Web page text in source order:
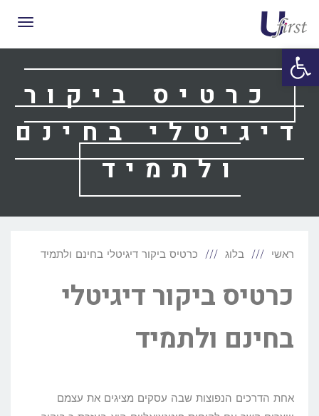
פתח סרגל נגישות
כרטיס ביקור
דיגיטלי בחינם
ולתמיד
ראשי בלוג כרטיס ביקור דיגיטלי בחינם ולתמיד
כרטיס ביקור דיגיטלי
בחינם ולתמיד
אחת הדרכים הנפוצות שבה עסקים מציגים את עצמם